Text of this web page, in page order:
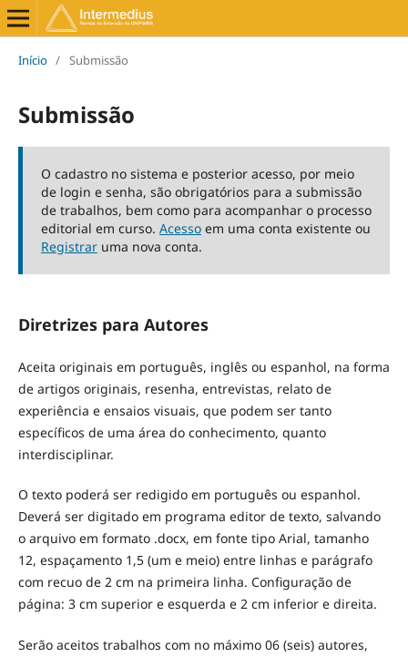
Início / Submissão
Submissão
O cadastro no sistema e posterior acesso, por meio
de login e senha, são obrigatórios para a submissão
de trabalhos, bem como para acompanhar o processo
editorial em curso. Acessoem uma conta existente ou
Registraruma nova conta.
Diretrizes para Autores
Aceita originais em português, inglês ou espanhol, na forma
de artigos originais, resenha, entrevistas, relato de
experiência e ensaios visuais, que podem ser tanto
específicos de uma área do conhecimento, quanto
interdisciplinar.
O texto poderá ser redigido em português ou espanhol.
Deverá ser digitado em programa editor de texto, salvando
o arquivo em formato .docx, em fonte tipo Arial, tamanho
12, espaçamento 1,5 (um e meio) entre linhas e parágrafo
com recuo de 2 cm na primeira linha. Configuração de
página: 3 cm superior e esquerda e 2 cm inferior e direita.
Serão aceitos trabalhos com no máximo 06 (seis) autores,